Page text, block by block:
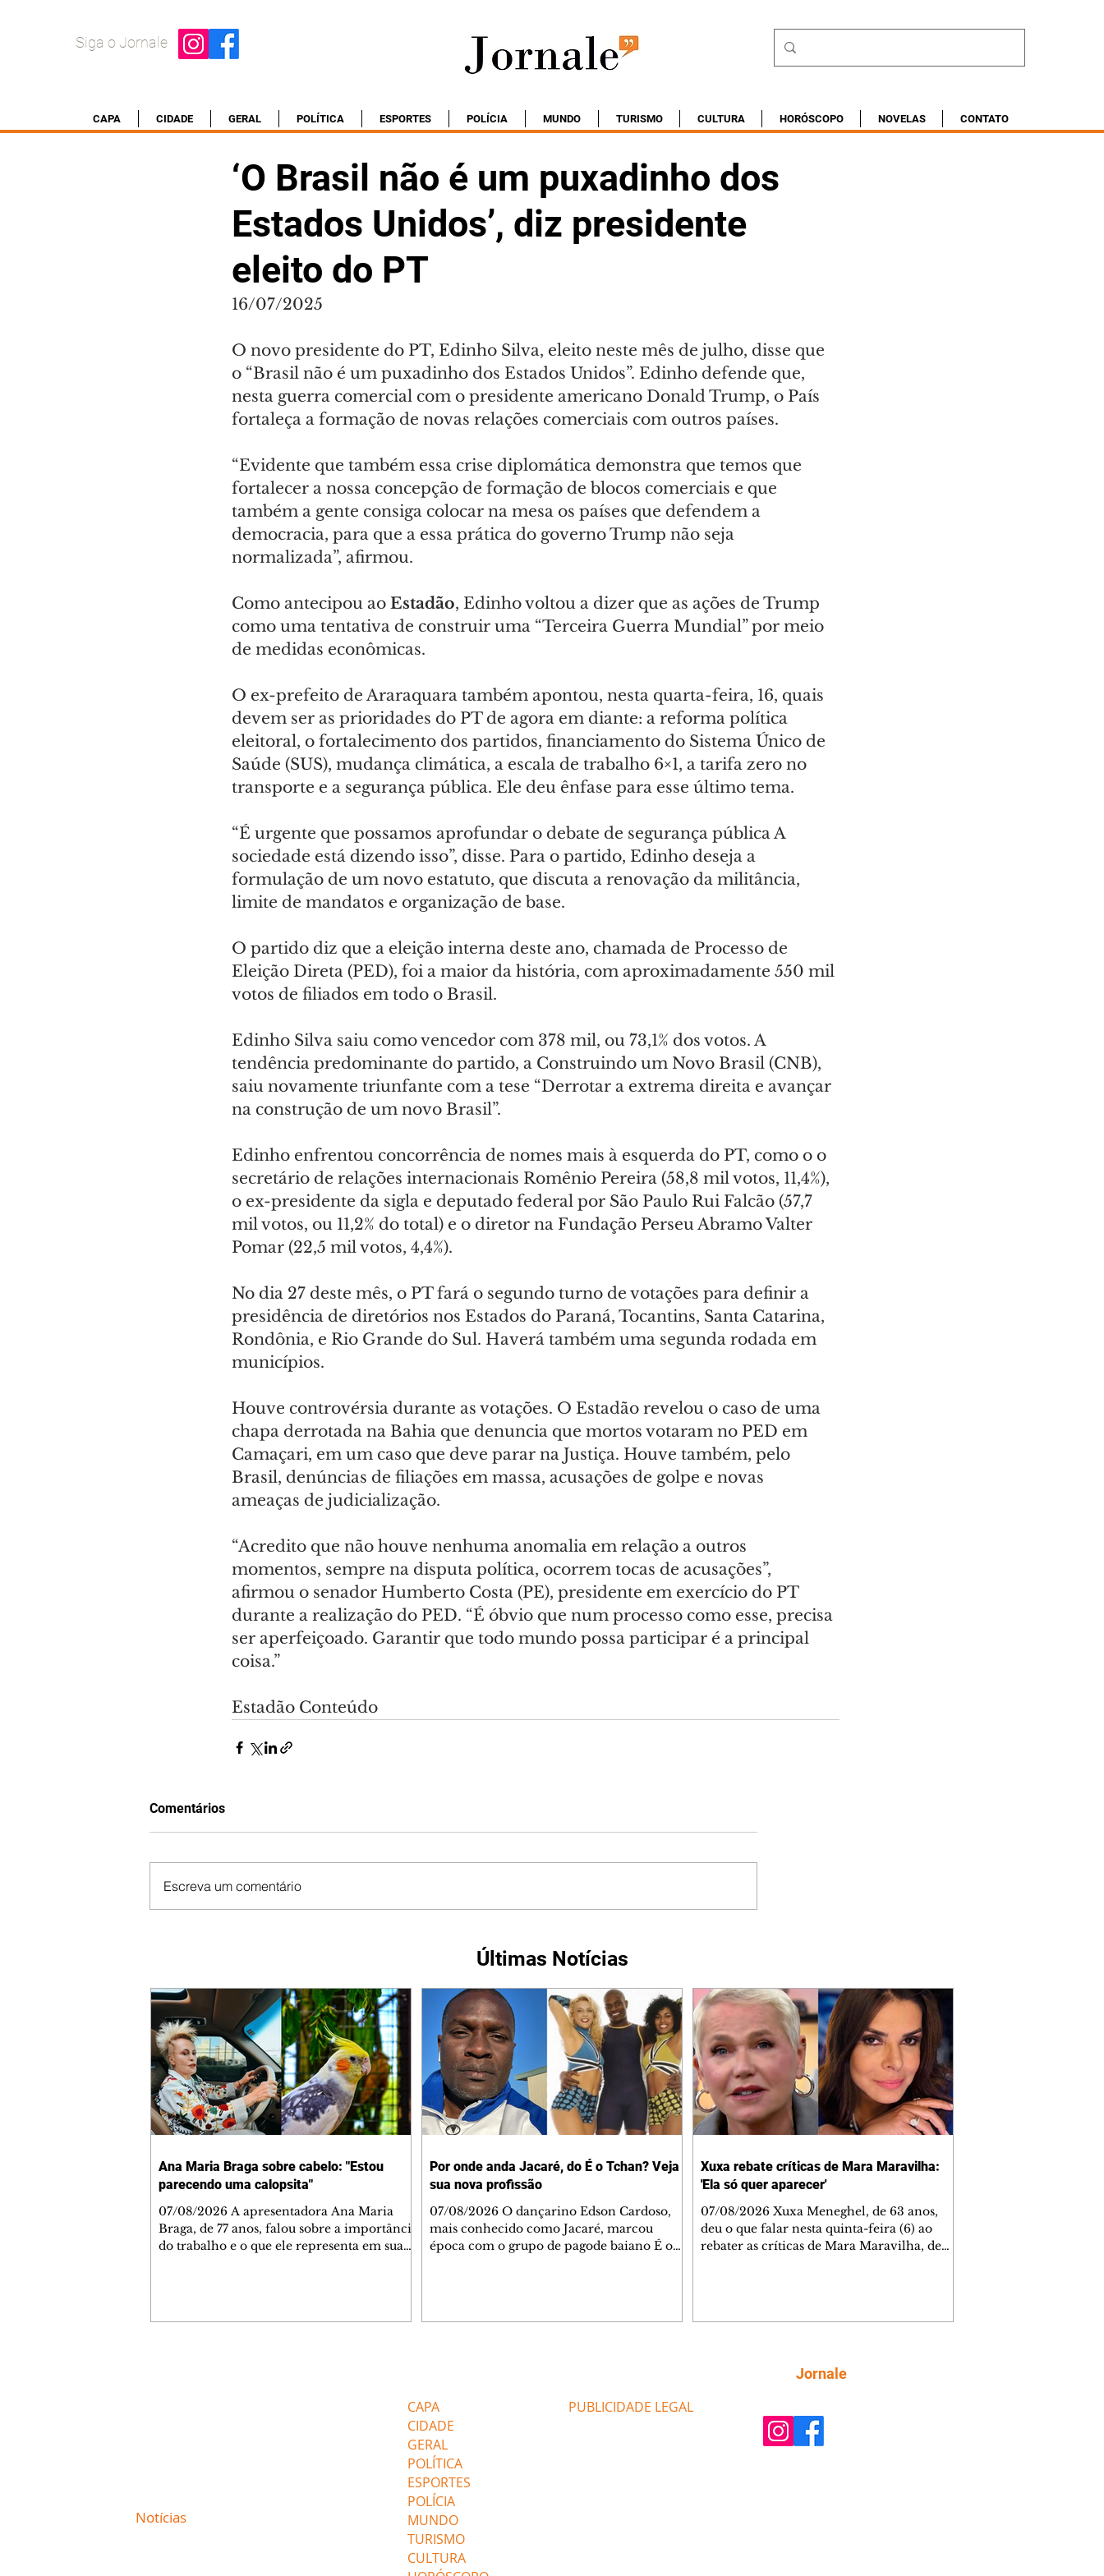
Siga o Jornale
CAPA CIDADE GERAL POLÍTICA ESPORTES POLÍCIA MUNDO TURISMO CULTURA HORÓSCOPO NOVELAS CONTATO
‘O Brasil não é um puxadinho dos
Estados Unidos’, diz presidente
eleito do PT
16/07/2025
O novo presidente do PT, Edinho Silva, eleito neste mês de julho, disse que
o “Brasil não é um puxadinho dos Estados Unidos”. Edinho defende que,
nesta guerra comercial com o presidente americano Donald Trump, o País
fortaleça a formação de novas relações comerciais com outros países.
“Evidente que também essa crise diplomática demonstra que temos que
fortalecer a nossa concepção de formação de blocos comerciais e que
também a gente consiga colocar na mesa os países que defendem a
democracia, para que a essa prática do governo Trump não seja
normalizada”, afirmou.
Como antecipou ao Estadão, Edinho voltou a dizer que as ações de Trump
como uma tentativa de construir uma “Terceira Guerra Mundial” por meio
de medidas econômicas.
O ex-prefeito de Araraquara também apontou, nesta quarta-feira, 16, quais
devem ser as prioridades do PT de agora em diante: a reforma política
eleitoral, o fortalecimento dos partidos, financiamento do Sistema Único de
Saúde (SUS), mudança climática, a escala de trabalho 6×1, a tarifa zero no
transporte e a segurança pública. Ele deu ênfase para esse último tema.
“É urgente que possamos aprofundar o debate de segurança pública A
sociedade está dizendo isso”, disse. Para o partido, Edinho deseja a
formulação de um novo estatuto, que discuta a renovação da militância,
limite de mandatos e organização de base.
O partido diz que a eleição interna deste ano, chamada de Processo de
Eleição Direta (PED), foi a maior da história, com aproximadamente 550 mil
votos de filiados em todo o Brasil.
Edinho Silva saiu como vencedor com 378 mil, ou 73,1% dos votos. A
tendência predominante do partido, a Construindo um Novo Brasil (CNB),
saiu novamente triunfante com a tese “Derrotar a extrema direita e avançar
na construção de um novo Brasil”.
Edinho enfrentou concorrência de nomes mais à esquerda do PT, como o o
secretário de relações internacionais Romênio Pereira (58,8 mil votos, 11,4%),
o ex-presidente da sigla e deputado federal por São Paulo Rui Falcão (57,7
mil votos, ou 11,2% do total) e o diretor na Fundação Perseu Abramo Valter
Pomar (22,5 mil votos, 4,4%).
No dia 27 deste mês, o PT fará o segundo turno de votações para definir a
presidência de diretórios nos Estados do Paraná, Tocantins, Santa Catarina,
Rondônia, e Rio Grande do Sul. Haverá também uma segunda rodada em
municípios.
Houve controvérsia durante as votações. O Estadão revelou o caso de uma
chapa derrotada na Bahia que denuncia que mortos votaram no PED em
Camaçari, em um caso que deve parar na Justiça. Houve também, pelo
Brasil, denúncias de filiações em massa, acusações de golpe e novas
ameaças de judicialização.
“Acredito que não houve nenhuma anomalia em relação a outros
momentos, sempre na disputa política, ocorrem tocas de acusações”,
afirmou o senador Humberto Costa (PE), presidente em exercício do PT
durante a realização do PED. “É óbvio que num processo como esse, precisa
ser aperfeiçoado. Garantir que todo mundo possa participar é a principal
coisa.”
Estadão Conteúdo
Comentários
Escreva um comentário
Últimas Notícias
Ana Maria Braga sobre cabelo: "Estou
parecendo uma calopsita"
07/08/2026 A apresentadora Ana Maria
Braga, de 77 anos, falou sobre a importância
do trabalho e o que ele representa em sua
Por onde anda Jacaré, do É o Tchan? Veja
sua nova profissão
07/08/2026 O dançarino Edson Cardoso,
mais conhecido como Jacaré, marcou
época com o grupo de pagode baiano É o
alagamento nas casas ou incêndios. E aí, q
Xuxa rebate críticas de Mara Maravilha:
'Ela só quer aparecer'
07/08/2026 Xuxa Meneghel, de 63 anos,
deu o que falar nesta quinta-feira (6) ao
rebater as críticas de Mara Maravilha, de
comentários de uma publicação do
jornalista Márcio Rolim, que analisava o
Notícias
CAPA
CIDADE
GERAL
POLÍTICA
ESPORTES
POLÍCIA
MUNDO
TURISMO
CULTURA
PUBLICIDADE LEGAL
Jornale